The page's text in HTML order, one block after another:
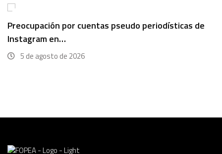
Preocupación por cuentas pseudo periodísticas de
Instagram en…
5 de agosto de 2026